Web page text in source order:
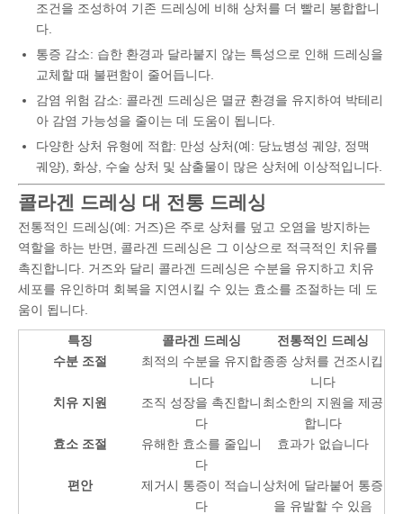
조건을 조성하여 기존 드레싱에 비해 상처를 더 빨리 봉합합니
다.
통증 감소: 습한 환경과 달라붙지 않는 특성으로 인해 드레싱을
교체할 때 불편함이 줄어듭니다.
감염 위험 감소: 콜라겐 드레싱은 멸균 환경을 유지하여 박테리
아 감염 가능성을 줄이는 데 도움이 됩니다.
다양한 상처 유형에 적합: 만성 상처(예: 당뇨병성 궤양, 정맥
궤양), 화상, 수술 상처 및 삼출물이 많은 상처에 이상적입니다.
콜라겐 드레싱 대 전통 드레싱
전통적인 드레싱(예: 거즈)은 주로 상처를 덮고 오염을 방지하는
역할을 하는 반면, 콜라겐 드레싱은 그 이상으로 적극적인 치유를
촉진합니다. 거즈와 달리 콜라겐 드레싱은 수분을 유지하고 치유
세포를 유인하며 회복을 지연시킬 수 있는 효소를 조절하는 데 도
움이 됩니다.
특징 콜라겐 드레싱
전통적인 드레싱
수분 조절
최적의 수분을 유지합
니다
종종 상처를 건조시킵
니다
치유 지원
조직 성장을 촉진합니
다
최소한의 지원을 제공
합니다
효소 조절
유해한 효소를 줄입니
다
효과가 없습니다
편안
제거시 통증이 적습니
다
상처에 달라붙어 통증
을 유발할 수 있음